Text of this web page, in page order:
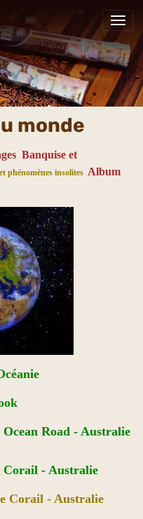
monde
Banquise et
phénomènes insolites Album
Road - Australie
- Australie​